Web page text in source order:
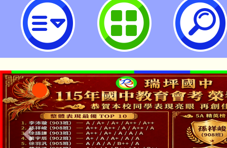
出國案件處理要點」第五點、第六
「桃園市政府及所屬各機關學校公
處理要點」第四點及「桃園市政府
務員實施要點」第七點，並溯自中
1日生效-桃園市立瑞坪國民中學